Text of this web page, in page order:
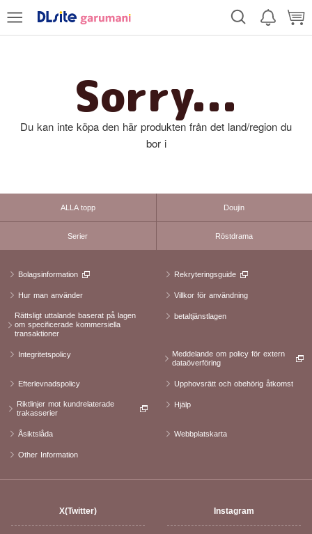
Sorry...
Du kan inte köpa den här produkten från det land/region du
bor i
ALLA topp Doujin
Serier Röstdrama
Bolagsinformation Rekryteringsguide
Hur man använder Villkor för användning
Rättsligt uttalande baserat på lagen
om specificerade kommersiella
transaktioner
betaltjänstlagen
Integritetspolicy
Meddelande om policy för extern
dataöverföring
Efterlevnadspolicy Upphovsrätt och obehörig åtkomst
Riktlinjer mot kundrelaterade
trakasserier
Hjälp
Åsiktslåda Webbplatskarta
Other Information
X(Twitter) Instagram